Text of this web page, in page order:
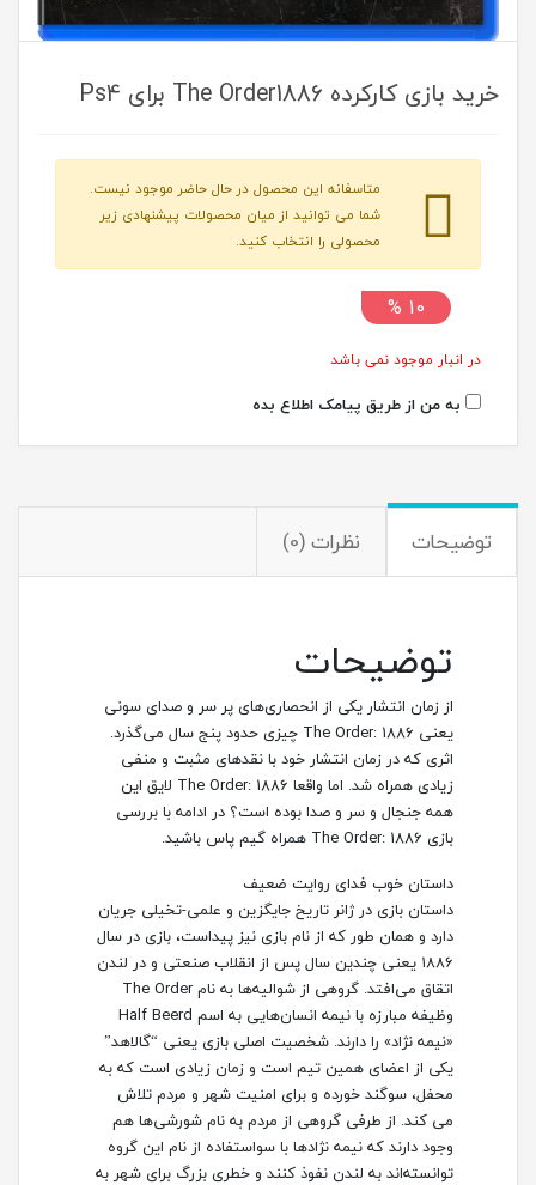
خرید بازی کارکرده The Order1886 برای Ps4
متاسفانه این محصول در حال حاضر موجود نیست.
شما می توانید از میان محصولات پیشنهادی زیر
محصولی را انتخاب کنید.
10 %
در انبار موجود نمی باشد
به من از طریق پیامک اطلاع بده
توضیحات نظرات (0)
توضیحات
از زمان انتشار یکی از انحصاری‌های پر سر و صدای سونی
یعنی The Order: 1886 چیزی حدود پنج سال می‌گذرد.
اثری که در زمان انتشار خود با نقدهای مثبت و منفی
زیادی همراه شد. اما واقعا The Order: 1886 لایق این
همه جنجال و سر و صدا بوده است؟ در ادامه با بررسی
بازی The Order: 1886 همراه گیم پاس باشید.
داستان خوب فدای روایت ضعیف
داستان بازی در ژانر تاریخ جایگزین و علمی-تخیلی جریان
دارد و همان طور که از نام بازی نیز پیداست، بازی در سال
۱۸۸۶ یعنی چندین سال پس از انقلاب صنعتی و در لندن
اتقاق می‌افتد. گروهی از شوالیه‌ها به نام The Order
وظیفه مبارزه با نیمه انسان‌هایی به اسم Half Beerd
«نیمه نژاد» را دارند. شخصیت اصلی بازی یعنی “گالاهد”
یکی از اعضای همین تیم است و زمان زیادی است که به
محفل، سوگند خورده و برای امنیت شهر و مردم تلاش
می کند. از طرفی گروهی از مردم به نام شورشی‌ها هم
وجود دارند که نیمه نژادها با سواستفاده از نام این گروه
توانسته‌اند به لندن نفوذ کنند و خطری بزرگ برای شهر به